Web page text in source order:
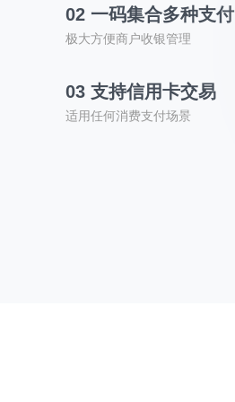
02 一码集合多种支付
极大方便商户收银管理
03 支持信用卡交易
适用任何消费支付场景